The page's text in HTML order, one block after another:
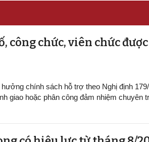
công chức, viên chức
chính sách hỗ trợ theo Nghị định
giao hoặc phân công đảm nhiệm chuyên